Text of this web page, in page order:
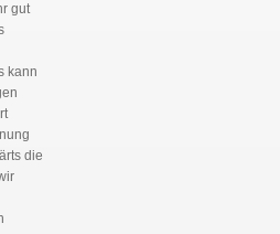
gut
kann
die